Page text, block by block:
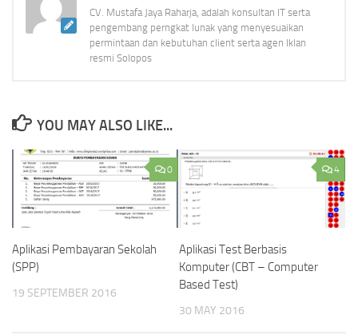
CV. Mustafa Jaya Raharja, adalah konsultan IT serta
pengembang perngkat lunak yang menyesuaikan
permintaan dan kebutuhan client serta agen Iklan
resmi Solopos
YOU MAY ALSO LIKE...
0
Aplikasi Pembayaran Sekolah
(SPP)
19 SEPTEMBER 2016
4
Aplikasi Test Berbasis
Komputer (CBT – Computer
Based Test)
30 MAY 2016